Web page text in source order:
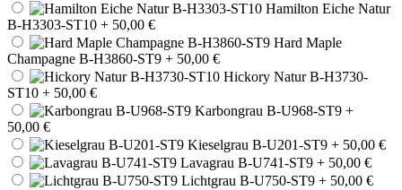
Hamilton Eiche Natur
B-H3303-ST10 + 50,00 €
Hard Maple
Champagne B-H3860-ST9 + 50,00 €
Hickory Natur B-H3730-
ST10 + 50,00 €
Karbongrau B-U968-ST9 +
50,00 €
Kieselgrau B-U201-ST9 + 50,00 €
Lavagrau B-U741-ST9 + 50,00 €
Lichtgrau B-U750-ST9 + 50,00 €